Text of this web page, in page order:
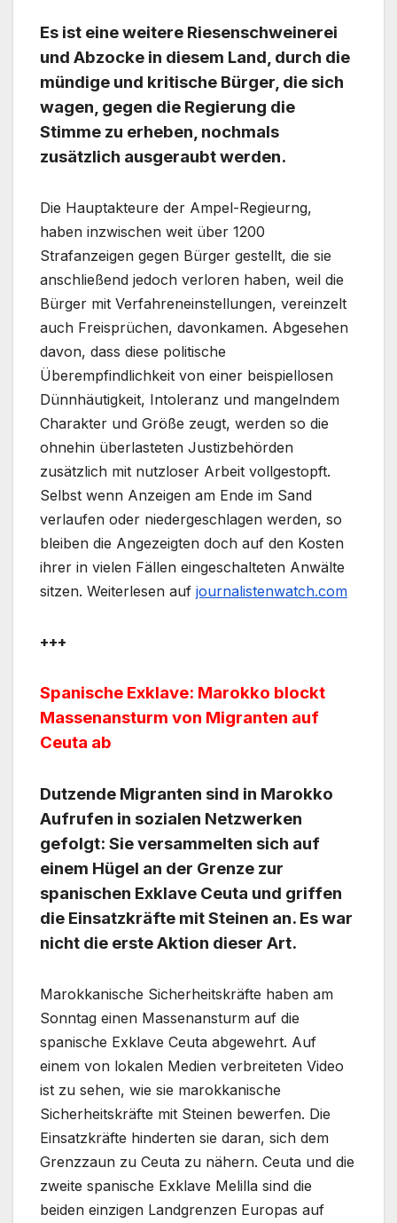
Es ist eine weitere Riesenschweinerei
und Abzocke in diesem Land, durch die
mündige und kritische Bürger, die sich
wagen, gegen die Regierung die
Stimme zu erheben, nochmals
zusätzlich ausgeraubt werden.
Die Hauptakteure der Ampel-Regieurng,
haben inzwischen weit über 1200
Strafanzeigen gegen Bürger gestellt, die sie
anschließend jedoch verloren haben, weil die
Bürger mit Verfahreneinstellungen, vereinzelt
auch Freisprüchen, davonkamen. Abgesehen
davon, dass diese politische
Überempfindlichkeit von einer beispiellosen
Dünnhäutigkeit, Intoleranz und mangelndem
Charakter und Größe zeugt, werden so die
ohnehin überlasteten Justizbehörden
zusätzlich mit nutzloser Arbeit vollgestopft.
Selbst wenn Anzeigen am Ende im Sand
verlaufen oder niedergeschlagen werden, so
bleiben die Angezeigten doch auf den Kosten
ihrer in vielen Fällen eingeschalteten Anwälte
sitzen. Weiterlesen auf journalistenwatch.com
+++
Spanische Exklave: Marokko blockt
Massenansturm von Migranten auf
Ceuta ab
Dutzende Migranten sind in Marokko
Aufrufen in sozialen Netzwerken
gefolgt: Sie versammelten sich auf
einem Hügel an der Grenze zur
spanischen Exklave Ceuta und griffen
die Einsatzkräfte mit Steinen an. Es war
nicht die erste Aktion dieser Art.
Marokkanische Sicherheitskräfte haben am
Sonntag einen Massenansturm auf die
spanische Exklave Ceuta abgewehrt. Auf
einem von lokalen Medien verbreiteten Video
ist zu sehen, wie sie marokkanische
Sicherheitskräfte mit Steinen bewerfen. Die
Einsatzkräfte hinderten sie daran, sich dem
Grenzzaun zu Ceuta zu nähern. Ceuta und die
zweite spanische Exklave Melilla sind die
beiden einzigen Landgrenzen Europas auf